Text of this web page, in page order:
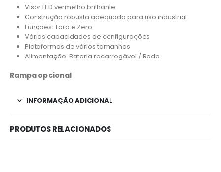
Visor LED vermelho brilhante
Construção robusta adequada para uso industrial
Funções: Tara e Zero
Várias capacidades de configurações
Plataformas de vários tamanhos
Alimentação: Bateria recarregável / Rede
Rampa opcional
INFORMAÇÃO ADICIONAL
PRODUTOS RELACIONADOS